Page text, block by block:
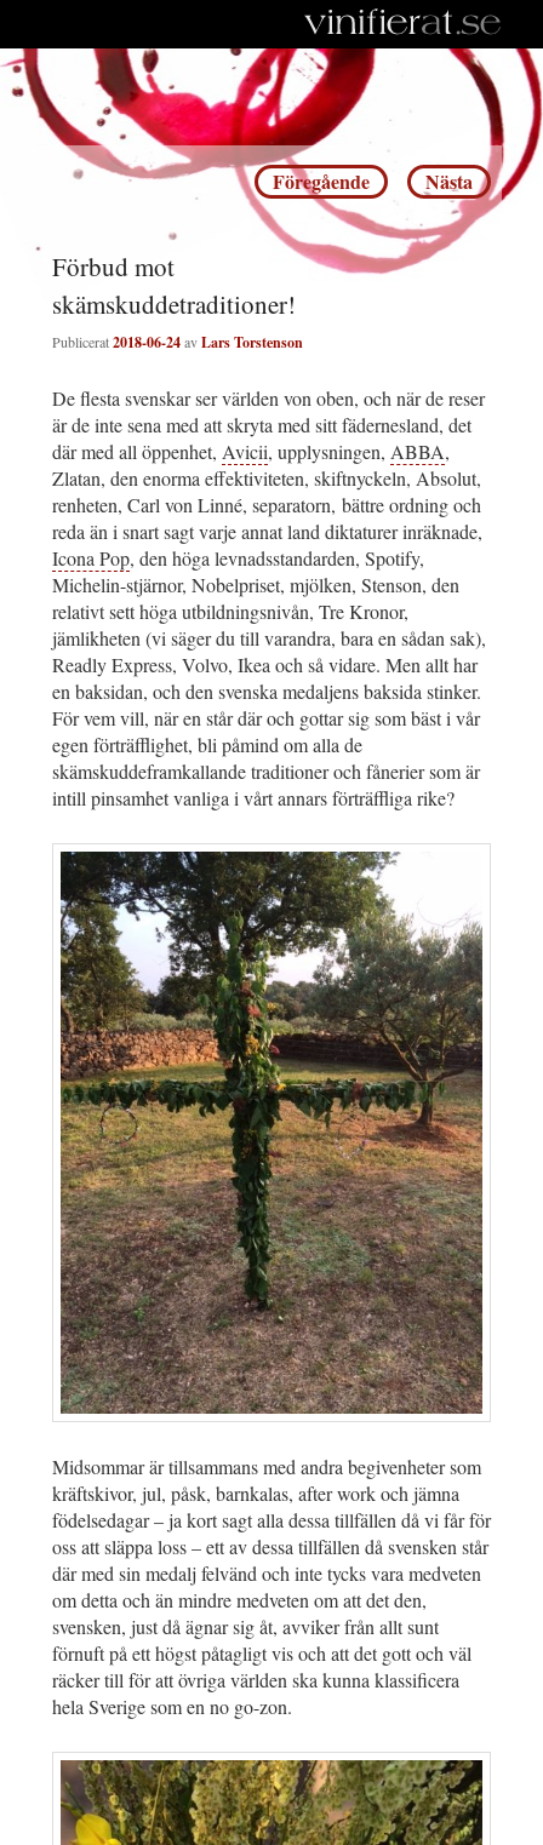
Inläggsnavigering
Föregående Nästa
Förbud mot
skämskuddetraditioner!
Publicerat2018-06-24avLars Torstenson
De flesta svenskar ser världen von oben, och när de reser
är de inte sena med att skryta med sitt fädernesland, det
där med all öppenhet, Avicii, upplysningen, ABBA,
Zlatan, den enorma effektiviteten, skiftnyckeln, Absolut,
renheten, Carl von Linné, separatorn, bättre ordning och
reda än i snart sagt varje annat land diktaturer inräknade,
Icona Pop, den höga levnadsstandarden, Spotify,
Michelin-stjärnor, Nobelpriset, mjölken, Stenson, den
relativt sett höga utbildningsnivån, Tre Kronor,
jämlikheten (vi säger du till varandra, bara en sådan sak),
Readly Express, Volvo, Ikea och så vidare. Men allt har
en baksidan, och den svenska medaljens baksida stinker.
För vem vill, när en står där och gottar sig som bäst i vår
egen förträfflighet, bli påmind om alla de
skämskuddeframkallande traditioner och fånerier som är
intill pinsamhet vanliga i vårt annars förträffliga rike?
Midsommar är tillsammans med andra begivenheter som
kräftskivor, jul, påsk, barnkalas, after work och jämna
födelsedagar – ja kort sagt alla dessa tillfällen då vi får för
oss att släppa loss – ett av dessa tillfällen då svensken står
där med sin medalj felvänd och inte tycks vara medveten
om detta och än mindre medveten om att det den,
svensken, just då ägnar sig åt, avviker från allt sunt
förnuft på ett högst påtagligt vis och att det gott och väl
räcker till för att övriga världen ska kunna klassificera
hela Sverige som en no go-zon.